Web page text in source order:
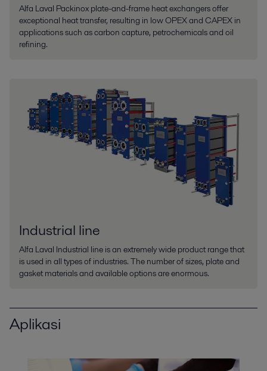
Alfa Laval Packinox plate-and-frame heat exchangers offer
exceptional heat transfer, resulting in low OPEX and CAPEX in
applications such as carbon capture, petrochemicals and oil
refining.
Industrial line
Alfa Laval Industrial line is an extremely wide product range that
is used in all types of industries. The number of sizes, plate and
gasket materials and available options are enormous.
Aplikasi